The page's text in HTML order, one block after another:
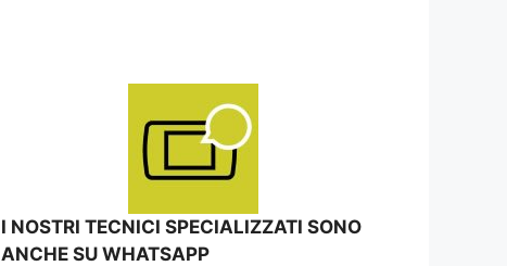
I NOSTRI TECNICI SPECIALIZZATI SONO
ANCHE SU WHATSAPP